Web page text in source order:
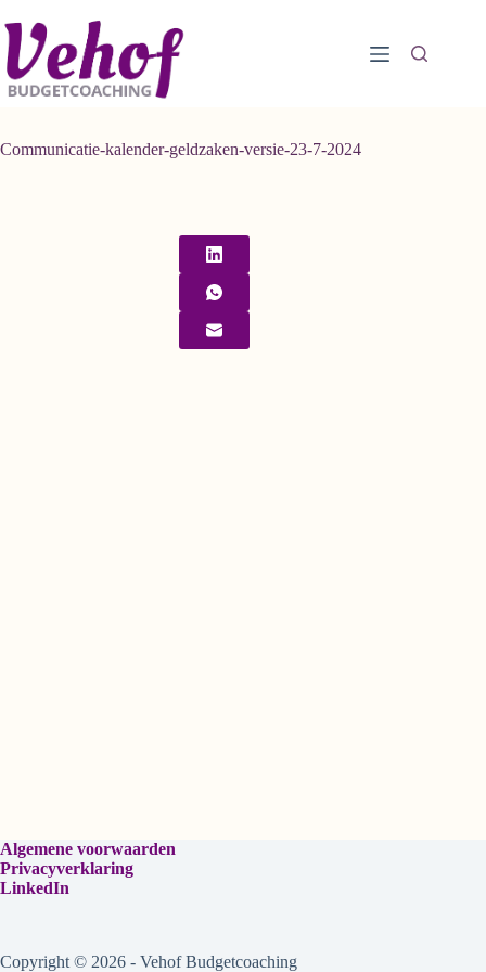
naar
de
inhoud
Communicatie-kalender-geldzaken-versie-23-7-2024
Algemene voorwaarden
Privacyverklaring
LinkedIn
Copyright © 2026 - Vehof Budgetcoaching